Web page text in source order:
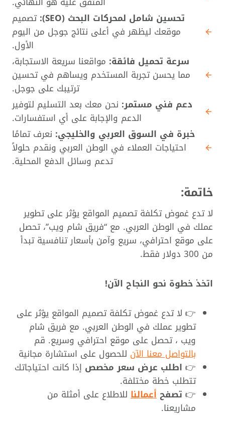
تحسين شامل لمحركات البحث (SEO):
تصميم
موقعك ليظهر في أعلى نتائج جوجل من اليوم
الأول.
سرعة تحميل فائقة: مواقعنا سريعة الاستجابة،
مما يحسن تجربة المستخدم ويساهم في تحسين
ترتيبك على جوجل.
دعم فني مستمر: نحن معك بعد التسليم لتوفير
الدعم والإجابة على أي استفسارات.
خبرة في السوق العربي والخليجي: نعرف تمامًا
احتياجات العملاء في الوطن العربي ونقدم حلولاً
تدعم وسائل الدفع المحلية.
خاتمة:
لا تدع غموض تكلفة تصميم المواقع يؤثر على تطوير
عملك في الوطن العربي. مع “فريق شام ويب”، تحصل
على موقع احترافي، سريع وآمن بأسعار تنافسية تبدأ
من 300 دولار فقط.
اتخذ خطوة نحو النجاح الآن!
👉 لا تدع غموض تكلفة تصميم المواقع يؤثر على
تطوير عملك في الوطن العربي. مع فريق شام
ويب ، تحصل على موقع احترافي وسريع. قم
بالتواصل معنا الآن للحصول على استشارة مجانية
👉 اطلب عرض سعر مخصص إذا كانت احتياجاتك
تتطلب خطة مختلفة.
👉 تصفحأعمالنا للاطلاع على أمثلة من
مشاريعنا.